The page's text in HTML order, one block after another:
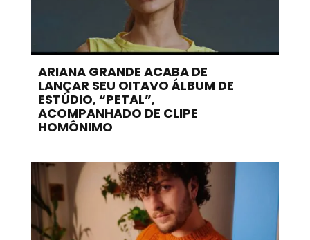
ARIANA GRANDE ACABA DE
LANÇAR SEU OITAVO ÁLBUM DE
ESTÚDIO, “PETAL”,
ACOMPANHADO DE CLIPE
HOMÔNIMO